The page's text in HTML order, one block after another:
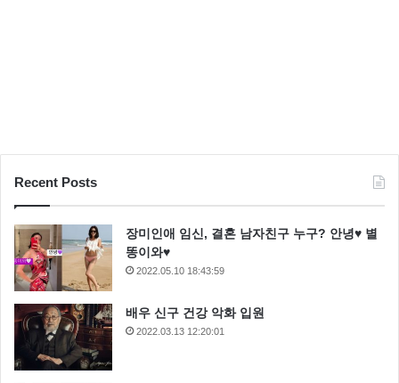
Recent Posts
장미인애 임신, 결혼 남자친구 누구? 안녕♥ 별
똥이와♥
2022.05.10 18:43:59
배우 신구 건강 악화 입원
2022.03.13 12:20:01